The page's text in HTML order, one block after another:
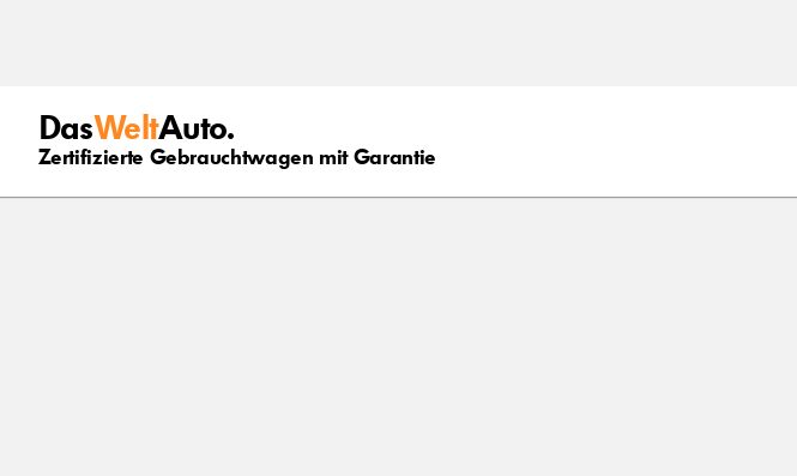
DasWeltAuto.
Zertifizierte Gebrauchtwagen mit Garantie